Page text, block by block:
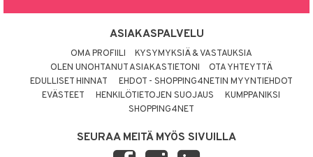
ASIAKASPALVELU
OMA PROFIILI
KYSYMYKSIÄ & VASTAUKSIA
OLEN UNOHTANUT ASIAKASTIETONI
OTA YHTEYTTÄ
EDULLISET HINNAT
EHDOT - SHOPPING4NETIN MYYNTIEHDOT
EVÄSTEET
HENKILÖTIETOJEN SUOJAUS
KUMPPANIKSI
SHOPPING4NET
SEURAA MEITÄ MYÖS SIVUILLA